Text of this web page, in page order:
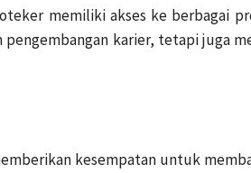
memiliki akses ke
karier, tetapi juga
kesempatan untuk